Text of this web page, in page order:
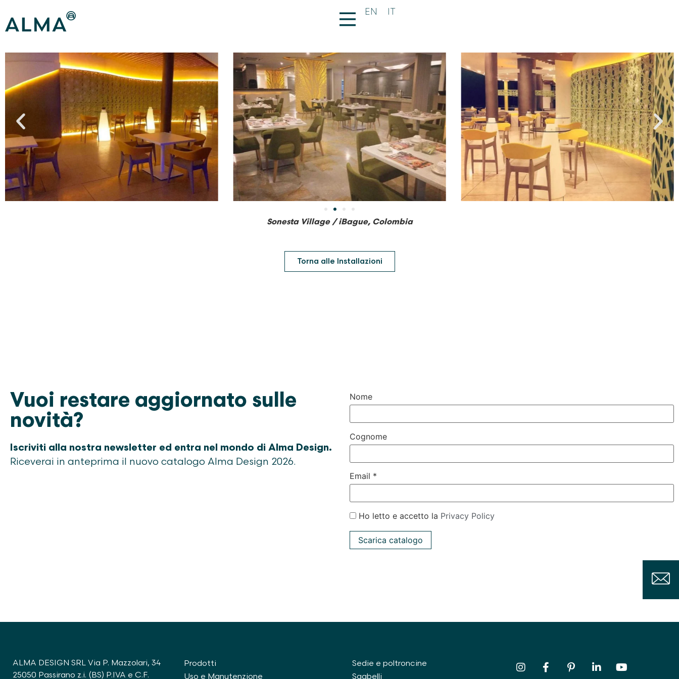
EN IT
EN IT
Sonesta Village
Sonesta Village / iBague, Colombia
Torna alle Installazioni
Vuoi restare aggiornato sulle
novità?
Iscriviti alla nostra newsletter ed entra nel mondo di Alma Design.
Riceverai in anteprima il nuovo catalogo Alma Design 2026.
Nome
Cognome
Email *
Ho letto e accetto la Privacy Policy
ALMA DESIGN SRL Via P. Mazzolari, 34
25050 Passirano z.i. (BS) P.IVA e C.F.
Prodotti
Uso e Manutenzione
Sedie e poltroncine
Sgabelli